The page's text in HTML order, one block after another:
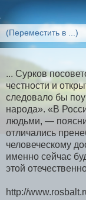
... Сурков
честности и
следовало бы
народа». «В
людьми, —
отличались
человеческому
именно сейчас
этой
http://